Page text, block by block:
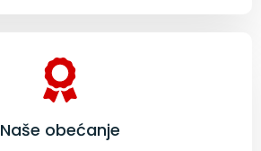
Naše obećanje